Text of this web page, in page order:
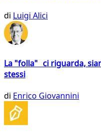
di Luigi Alici
La "folla" ci riguarda,
stessi
di Enrico Giovannini